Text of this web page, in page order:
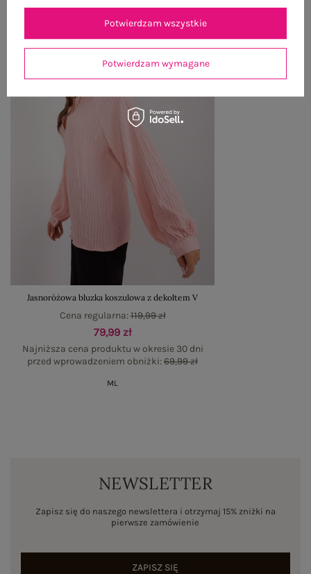
Jasnoróżowa bluzka koszulowa z dekoltem V
79,99 zł
Najniższa cena produktu w okresie 30 dni
przed wprowadzeniem obniżki:69,99 zł
Cena regularna:119,99 zł
ML
NEWSLETTER
Zapisz się do naszego newslettera i otrzymaj 15% zniżki na
pierwsze zamówienie
ZAPISZ SIĘ
Potwierdzam wymagane
Potwierdzam wszystkie